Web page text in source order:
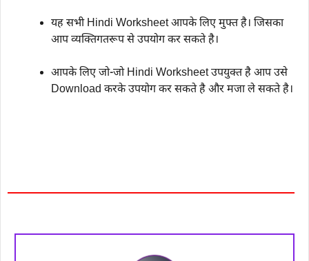
यह सभी Hindi Worksheet आपके लिए मुफ्त है। जिसका
आप व्यक्तिगतरूप से उपयोग कर सकते है।
आपके लिए जो-जो Hindi Worksheet उपयुक्त है आप उसे
Download करके उपयोग कर सकते है और मजा ले सकते है।